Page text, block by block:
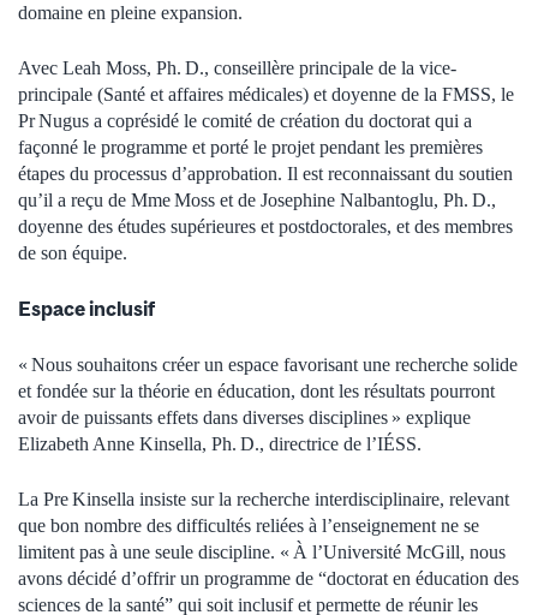
domaine en pleine expansion.
Avec Leah Moss, Ph. D., conseillère principale de la vice-
principale (Santé et affaires médicales) et doyenne de la FMSS, le
Pr Nugus a coprésidé le comité de création du doctorat qui a
façonné le programme et porté le projet pendant les premières
étapes du processus d’approbation. Il est reconnaissant du soutien
qu’il a reçu de Mme Moss et de Josephine Nalbantoglu, Ph. D.,
doyenne des études supérieures et postdoctorales, et des membres
de son équipe.
Espace inclusif
« Nous souhaitons créer un espace favorisant une recherche solide
et fondée sur la théorie en éducation, dont les résultats pourront
avoir de puissants effets dans diverses disciplines » explique
Elizabeth Anne Kinsella, Ph. D., directrice de l’IÉSS.
La Pre Kinsella insiste sur la recherche interdisciplinaire, relevant
que bon nombre des difficultés reliées à l’enseignement ne se
limitent pas à une seule discipline. « À l’Université McGill, nous
avons décidé d’offrir un programme de “doctorat en éducation des
sciences de la santé” qui soit inclusif et permette de réunir les